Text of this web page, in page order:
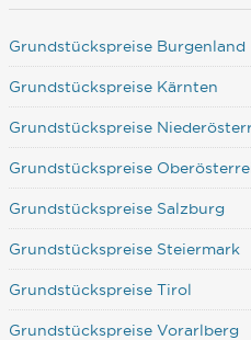
Grundstückspreise Burgenland
Grundstückspreise Kärnten
Grundstückspreise
Grundstückspreise
Grundstückspreise Salzburg
Grundstückspreise Steiermark
Grundstückspreise Tirol
Grundstückspreise Vorarlberg